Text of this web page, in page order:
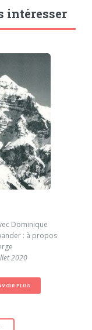
intéresser
Dominique
: à propos
2020
PLUS